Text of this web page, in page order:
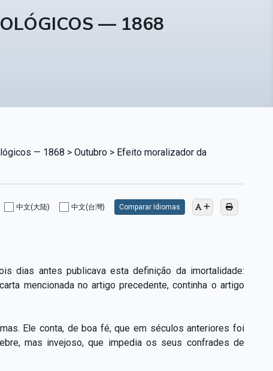
— 1868
— 1868 > Outubro > Efeito moralizador da
中文(大陆) 中文(台灣) Comparar Idiomas
dias antes publicava esta definição da imortalidade:
mencionada no artigo precedente, continha o artigo
Ele conta, de boa fé, que em séculos anteriores foi
mas invejoso, que impedia os seus confrades de